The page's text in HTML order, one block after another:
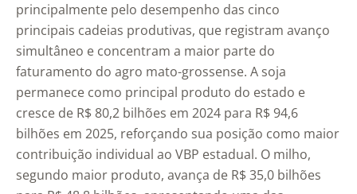
principalmente pelo desempenho das cinco
principais cadeias produtivas, que registram avanço
simultâneo e concentram a maior parte do
faturamento do agro mato-grossense. A soja
permanece como principal produto do estado e
cresce de R$ 80,2 bilhões em 2024 para R$ 94,6
bilhões em 2025, reforçando sua posição como maior
contribuição individual ao VBP estadual. O milho,
segundo maior produto, avança de R$ 35,0 bilhões